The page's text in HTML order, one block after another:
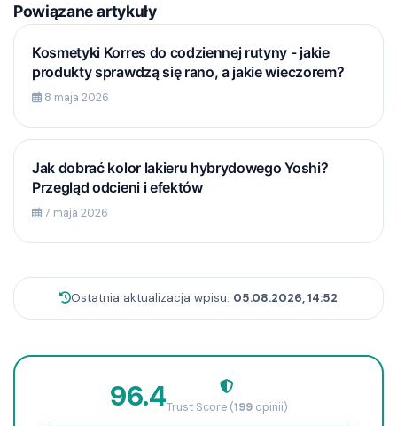
Powiązane artykuły
Kosmetyki Korres do codziennej rutyny - jakie
produkty sprawdzą się rano, a jakie wieczorem?
8 maja 2026
Jak dobrać kolor lakieru hybrydowego Yoshi?
Przegląd odcieni i efektów
7 maja 2026
Ostatnia aktualizacja wpisu: 05.08.2026, 14:52
96.4Trust Score (199opinii)